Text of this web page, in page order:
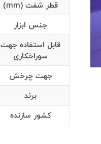
قطر شفت (mm)
جنس ابزار
قابل استفاده جهت
سوراخکاری
جهت چرخش
برند
کشور سازنده